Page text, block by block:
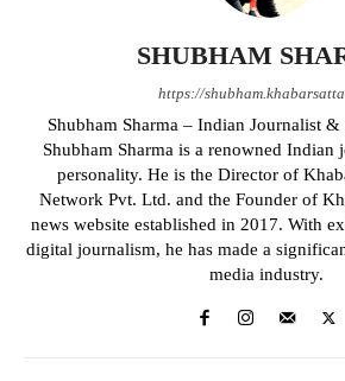
SHUBHAM
https://
Shubham Sharma – Indian Journalist
Shubham Sharma is a renowned Indian
personality. He is the Director of
Network Pvt. Ltd. and the Founder of
news website established in 2017. With
digital journalism, he has made a
media industry.